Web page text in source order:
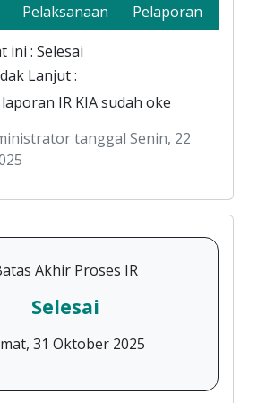
Pelaksanaan
Pelaporan
ini : Selesai
Lanjut :
IR KIA sudah oke
tanggal Senin, 22
Akhir Proses IR
Selesai
31 Oktober 2025